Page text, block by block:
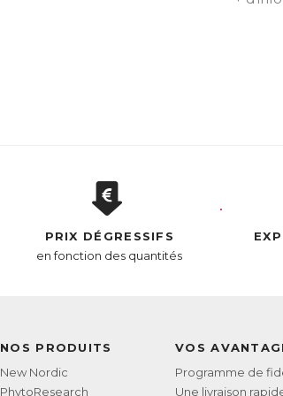
PRIX DÉGRESSIFS
en fonction des quantités
NOS PRODUITS
New Nordic
PhytoResearch
VOS
Programme de
Une livraison